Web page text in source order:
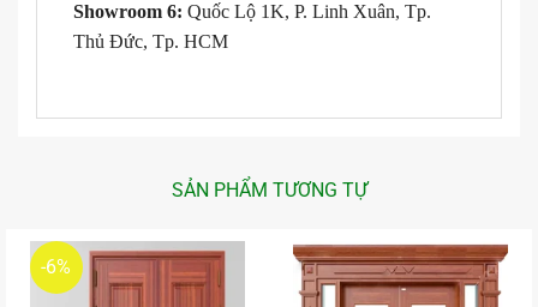
Showroom 6: Quốc Lộ 1K, P. Linh Xuân, Tp.
Thủ Đức, Tp. HCM
SẢN PHẨM TƯƠNG TỰ
-6%